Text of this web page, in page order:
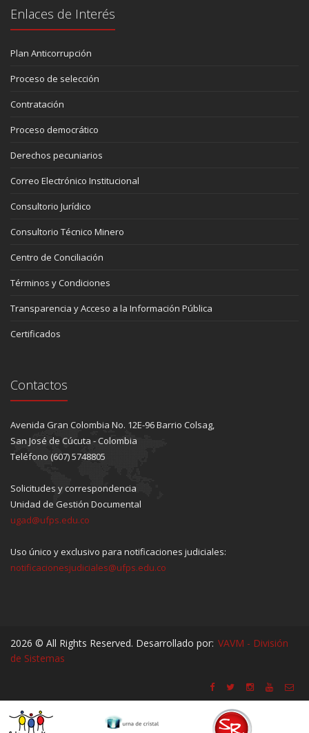
Enlaces de Interés
Plan Anticorrupción
Proceso de selección
Contratación
Proceso democrático
Derechos pecuniarios
Correo Electrónico Institucional
Consultorio Jurídico
Consultorio Técnico Minero
Centro de Conciliación
Términos y Condiciones
Transparencia y Acceso a la Información Pública
Certificados
Contactos
Avenida Gran Colombia No. 12E-96 Barrio Colsag,
San José de Cúcuta - Colombia
Teléfono (607) 5748805
Solicitudes y correspondencia
Unidad de Gestión Documental
ugad@ufps.edu.co
Uso único y exclusivo para notificaciones judiciales:
notificacionesjudiciales@ufps.edu.co
2026 © All Rights Reserved. Desarrollado por: VAVM - División
de Sistemas